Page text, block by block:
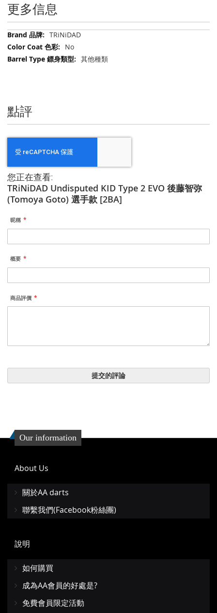
更多信息
更
多
息
TRiNiDAD
No
其他種類
點評
您正在查看:
TRiNiDAD Undisputed KID Type 2 EVO 後藤智弥
(Tomoya Goto) 選手款 [2BA]
昵稱
概要
商品評價
提交的評論
Our information
About Us
關於AA darts
聯繫我們(Facebook粉絲團)
說明
如何購買
成為AA會員的好處是?
免費會員限定活動